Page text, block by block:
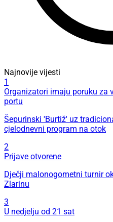
Najnovije vijesti
1
Organizatori imaju poruku za
portu
Šepurinski 'Burtiž' uz
cjelodnevni program na otok
2
Prijave otvorene
Dječji malonogometni turnir
Zlarinu
3
U nedjelju od 21 sat